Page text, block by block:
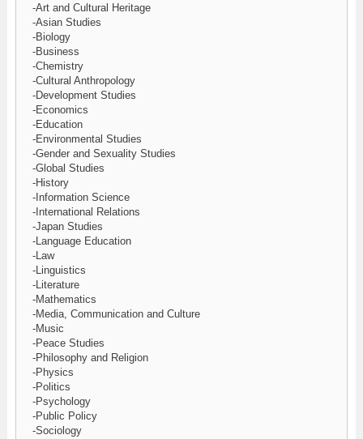
-Art and Cultural Heritage
-Asian Studies
-Biology
-Business
-Chemistry
-Cultural Anthropology
-Development Studies
-Economics
-Education
-Environmental Studies
-Gender and Sexuality Studies
-Global Studies
-History
-Information Science
-International Relations
-Japan Studies
-Language Education
-Law
-Linguistics
-Literature
-Mathematics
-Media, Communication and Culture
-Music
-Peace Studies
-Philosophy and Religion
-Physics
-Politics
-Psychology
-Public Policy
-Sociology